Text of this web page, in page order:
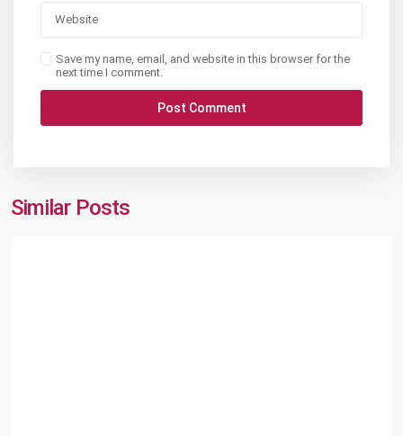
Save my name, email, and website in this browser for the
next time I comment.
Similar Posts